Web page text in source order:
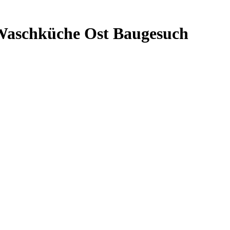
Ost Baugesuch